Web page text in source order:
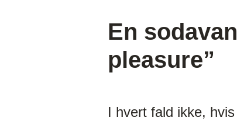
En
pleasure”
I hvert fald ikke,